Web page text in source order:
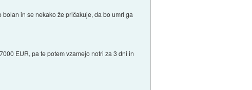
in se nekako že pričakuje, da bo umrl ga
EUR, pa te potem vzamejo notri za 3 dni in